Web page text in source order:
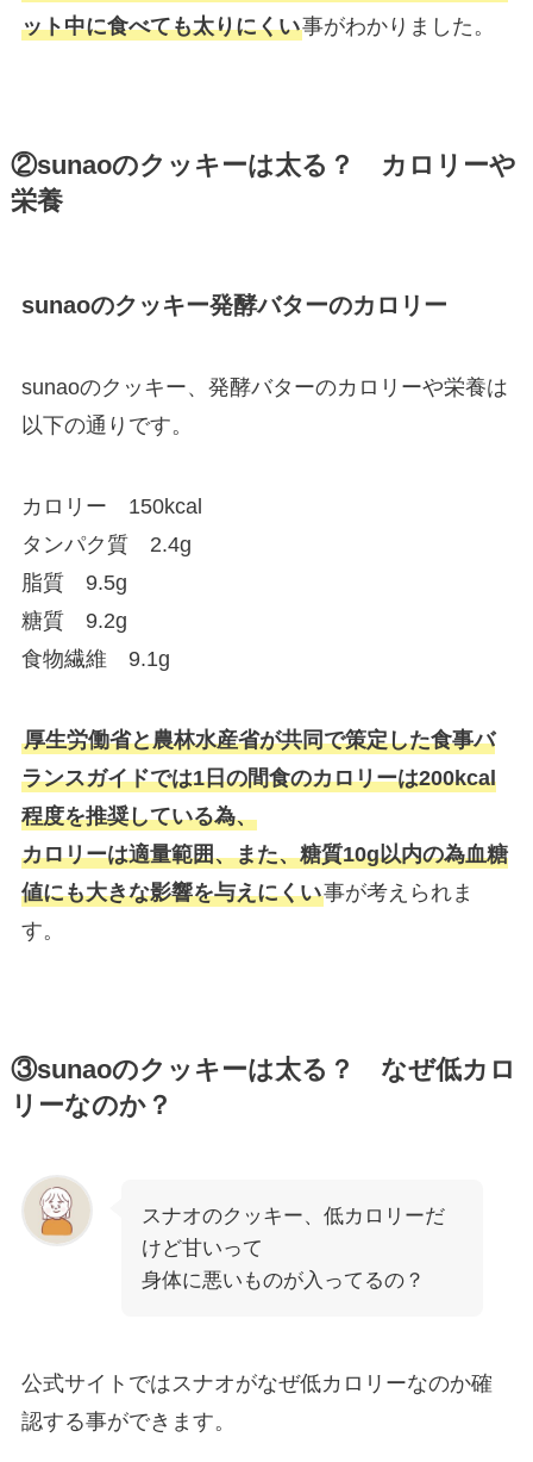
ット中に食べても太りにくい事がわかりました。
②sunaoのクッキーは太る？ カロリーや
栄養
sunaoのクッキー発酵バターのカロリー
sunaoのクッキー、発酵バターのカロリーや栄養は
以下の通りです。
カロリー 150kcal
タンパク質 2.4g
脂質 9.5g
糖質 9.2g
食物繊維 9.1g
厚生労働省と農林水産省が共同で策定した食事バ
ランスガイドでは1日の間食のカロリーは200kcal
程度を推奨している為、
カロリーは適量範囲、また、糖質10g以内の為血糖
値にも大きな影響を与えにくい事が考えられま
す。
③sunaoのクッキーは太る？ なぜ低カロ
リーなのか？
スナオのクッキー、低カロリーだ
けど甘いって
身体に悪いものが入ってるの？
公式サイトではスナオがなぜ低カロリーなのか確
認する事ができます。